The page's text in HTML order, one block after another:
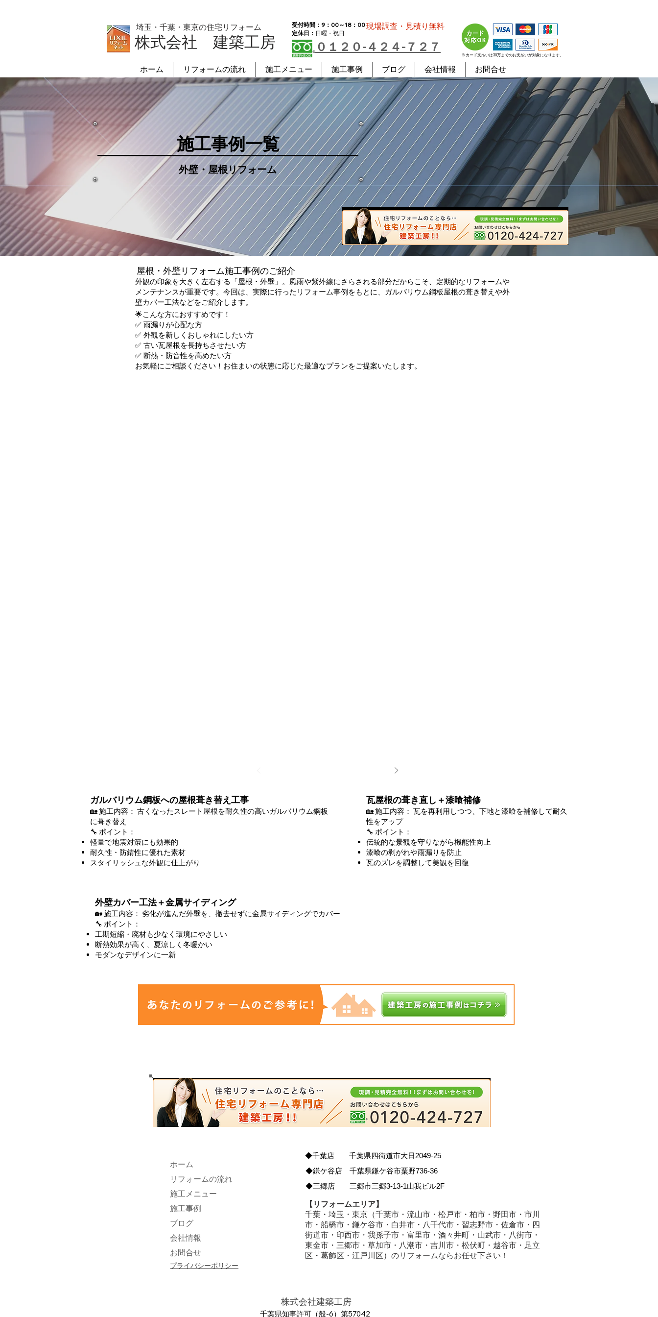
埼玉・千葉・東京の住宅リフォーム
株式会社 建築工房
受付時間：9：00～18：00
定休日： 日曜・祝日
現場調査・見積り無料
０１２０-４２４-７２７
※カード支払いは30万までのお支払いが対象になります。
ホーム リフォームの流れ 施工メニュー 施工事例 ブログ 会社情報 お問合せ
施工事例一覧
外壁・屋根リフォーム
屋根・外壁リフォーム施工事例のご紹介
外観の印象を大きく左右する「屋根・外壁」。風雨や紫外線にさらされる部分だからこそ、定期的なリフォームや
メンテナンスが重要です。今回は、実際に行ったリフォーム事例をもとに、ガルバリウム鋼板屋根の葺き替えや外
壁カバー工法などをご紹介します。
🌟こんな方におすすめです！
✅ 雨漏りが心配な方
✅ 外観を新しくおしゃれにしたい方
✅ 古い瓦屋根を長持ちさせたい方
✅ 断熱・防音性を高めたい方
お気軽にご相談ください！お住まいの状態に応じた最適なプランをご提案いたします。
ガルバリウム鋼板への屋根葺き替え工事
🏡 施工内容： 古くなったスレート屋根を耐久性の高いガルバリウム鋼板
に葺き替え
🔧 ポイント：
軽量で地震対策にも効果的
耐久性・防錆性に優れた素材
スタイリッシュな外観に仕上がり
瓦屋根の葺き直し＋漆喰補修
🏡 施工内容： 瓦を再利用しつつ、下地と漆喰を補修して耐久
性をアップ
🔧 ポイント：
伝統的な景観を守りながら機能性向上
漆喰の剥がれや雨漏りを防止
瓦のズレを調整して美観を回復
外壁カバー工法＋金属サイディング
🏡 施工内容： 劣化が進んだ外壁を、撤去せずに金属サイディングでカバー
🔧 ポイント：
工期短縮・廃材も少なく環境にやさしい
断熱効果が高く、夏涼しく冬暖かい
モダンなデザインに一新
ホーム
リフォームの流れ
施工メニュー
施工事例
ブログ
会社情報
お問合せ
プライバシーポリシー
◆千葉店 千葉県四街道市大日2049-25
◆鎌ケ谷店 千葉県鎌ケ谷市粟野736-36
◆三郷店 三郷市三郷3-13-1山我ビル2F
【リフォームエリア】
千葉・埼玉・東京（千葉市・流山市・松戸市・柏市・野田市・市川
市・船橋市・鎌ケ谷市・白井市・八千代市・習志野市・佐倉市・四
街道市・印西市・我孫子市・富里市・酒々井町・山武市・八街市・
東金市・三郷市・草加市・八潮市・吉川市・松伏町・越谷市・足立
区・葛飾区・江戸川区）のリフォームならお任せ下さい！
株式会社建築工房
千葉県知事許可（般-6）第57042